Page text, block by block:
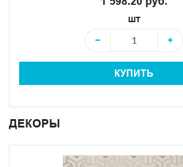
шт
−
+
КУПИТЬ
ДЕКОРЫ